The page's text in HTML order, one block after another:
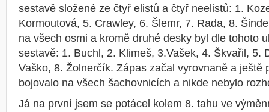
sestavě složené ze čtyř elistů a čtyř neelistů: 1.
Kormoutová, 5. Crawley, 6. Šlemr, 7. Rada, 8.
na všech osmi a kromě druhé desky byl dle tohoto
sestavě: 1. Buchl, 2. Klimeš, 3.Vašek, 4. Škvařil, 5.
Vaško, 8. Žolnerčík. Zápas začal vyrovnaně a ještě
bojovalo na všech šachovnicích a nikde nebylo
Já na první jsem se potácel kolem 8. tahu ve